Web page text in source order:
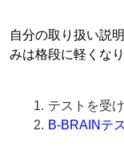
自分の取り扱い説
みは格段に軽くなり
テストを受
B-BRAINテ